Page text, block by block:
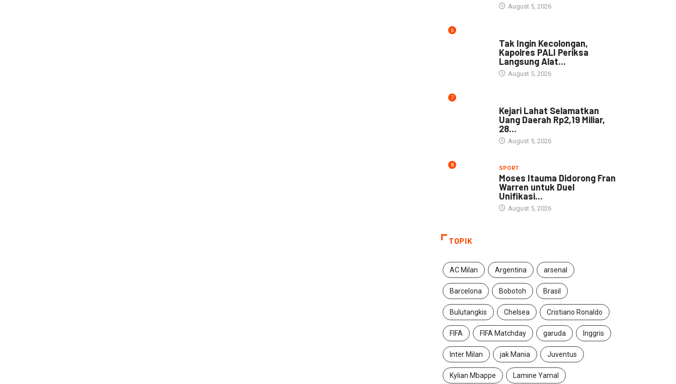
August 5, 2026
6
Tak Ingin Kecolongan,
Kapolres PALI Periksa
Langsung Alat...
August 5, 2026
7
Kejari Lahat Selamatkan
Uang Daerah Rp2,19 Miliar,
28...
August 5, 2026
8 SPORT
Moses Itauma Didorong Fran
Warren untuk Duel
Unifikasi...
August 5, 2026
TOPIK
AC Milan Argentina arsenal
Barcelona Bobotoh Brasil
Bulutangkis Chelsea Cristiano Ronaldo
FIFA FIFA Matchday garuda Inggris
Inter Milan jak Mania Juventus
Kylian Mbappe Lamine Yamal